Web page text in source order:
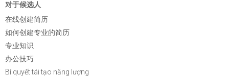
对于候选人
在线创建简历
如何创建专业的简历
专业知识
办公技巧
Bí quyết tái tạo năng lượng